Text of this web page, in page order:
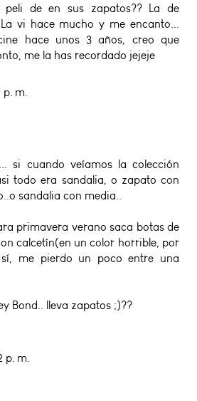
de en sus zapatos?? La de
vi hace mucho y me encanto...
hace unos 3 años, creo que
me la has recordado jejeje
p. m.
si cuando veíamos la colección
todo era sandalia, o zapato con
sandalia con media..
primavera verano saca botas de
calcetín(en un color horrible, por
sí, me pierdo un poco entre una
Bond.. lleva zapatos ;)??
p. m.